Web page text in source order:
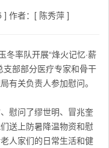
] 作者：[ 陈秀萍 ]
率队开展“烽火记忆·薪
支部部分医疗专家和骨干
有关负责人参加慰问。
慰问了缪世明、冒兆奎
送上防暑降温物资和慰
人家们的日常生活和健